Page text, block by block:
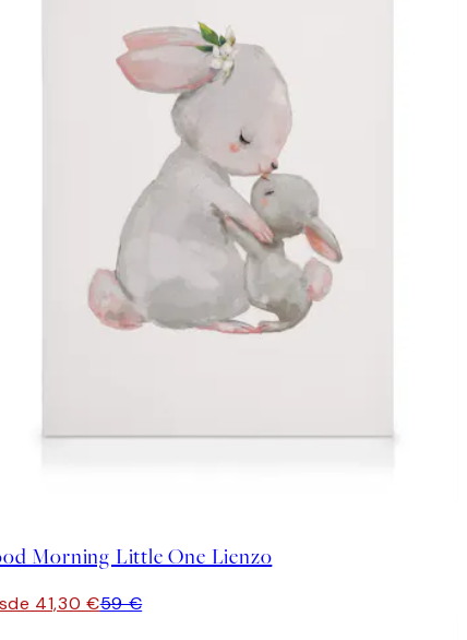
Morning Little One Lienzo
41,30 €59 €